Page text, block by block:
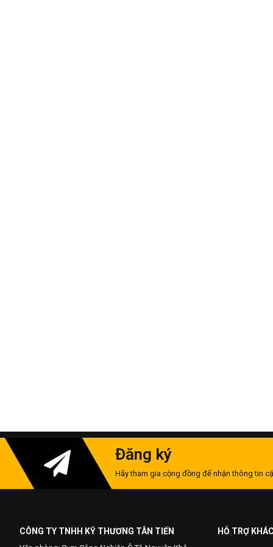
Đăng ký
Hãy tham gia cộng đồng để nhận thông tin
CÔNG TY TNHH KỸ THƯƠNG TÂN TIẾN HỖ TRỢ